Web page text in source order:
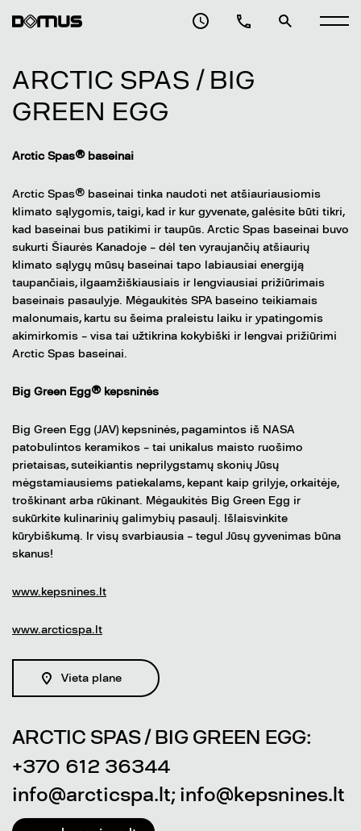
ARCTIC SPAS / BIG
GREEN EGG
Arctic Spas® baseinai
Arctic Spas® baseinai tinka naudoti net atšiauriausiomis
klimato sąlygomis, taigi, kad ir kur gyvenate, galėsite būti tikri,
kad baseinai bus patikimi ir taupūs. Arctic Spas baseinai buvo
sukurti Šiaurės Kanadoje – dėl ten vyraujančių atšiaurių
klimato sąlygų mūsų baseinai tapo labiausiai energiją
taupančiais, ilgaamžiškiausiais ir lengviausiai prižiūrimais
baseinais pasaulyje. Mėgaukitės SPA baseino teikiamais
malonumais, kartu su šeima praleistu laiku ir ypatingomis
akimirkomis – visa tai užtikrina kokybiški ir lengvai prižiūrimi
Arctic Spas baseinai.
Big Green Egg® kepsninės
Big Green Egg (JAV) kepsninės, pagamintos iš NASA
patobulintos keramikos – tai unikalus maisto ruošimo
prietaisas, suteikiantis neprilygstamų skonių Jūsų
mėgstamiausiems patiekalams, kepant kaip grilyje, orkaitėje,
troškinant arba rūkinant. Mėgaukitės Big Green Egg ir
sukūrkite kulinarinių galimybių pasaulį. Išlaisvinkite
kūrybiškumą. Ir visų svarbiausia – tegul Jūsų gyvenimas būna
skanus!
www.kepsnines.lt
www.arcticspa.lt
Vieta plane
ARCTIC SPAS / BIG GREEN EGG:
+370 612 36344
info@arcticspa.lt; info@kepsnines.lt